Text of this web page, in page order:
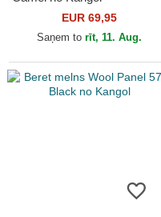
EUR 69,95
Saņem to rīt, 11. Aug.